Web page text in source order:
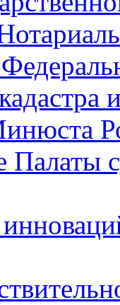
Палаты